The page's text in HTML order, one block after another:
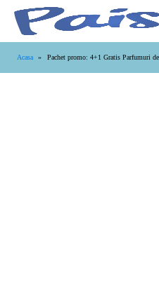
Acasa » Pachet promo: 4+1 Gratis Parfumuri